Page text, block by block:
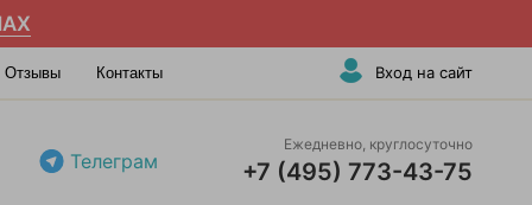
Отзывы Контакты Вход на сайт
Телеграм
Ежедневно, круглосуточно
+7 (495) 773-43-75